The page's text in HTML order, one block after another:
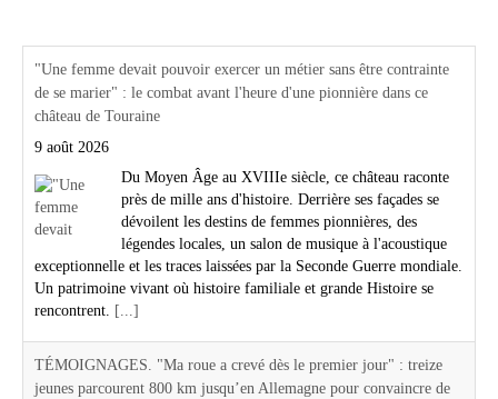
"Une femme devait pouvoir exercer un métier sans être contrainte
de se marier" : le combat avant l'heure d'une pionnière dans ce
château de Touraine
9 août 2026
Du Moyen Âge au XVIIIe siècle, ce château raconte
près de mille ans d'histoire. Derrière ses façades se
dévoilent les destins de femmes pionnières, des
légendes locales, un salon de musique à l'acoustique
exceptionnelle et les traces laissées par la Seconde Guerre mondiale.
Un patrimoine vivant où histoire familiale et grande Histoire se
rencontrent. [...]
TÉMOIGNAGES. "Ma roue a crevé dès le premier jour" : treize
jeunes parcourent 800 km jusqu’en Allemagne pour convaincre de